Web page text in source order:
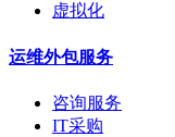
虚拟化
运维外包服务
咨询服务
IT采购